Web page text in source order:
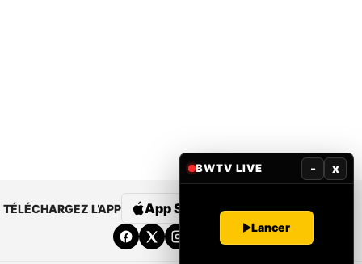
TÉLÉCHARGEZ L’APP App Store Google Play
BWTV LIVE - x
Lancer